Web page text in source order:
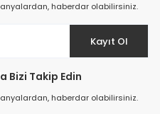
haberdar olabilirsiniz.
Kayıt Ol
Bizi Takip Edin
haberdar olabilirsiniz.